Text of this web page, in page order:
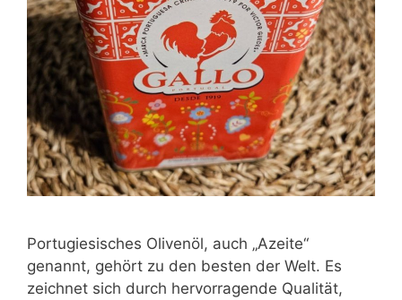
Portugiesisches Olivenöl, auch „Azeite“
genannt, gehört zu den besten der Welt. Es
zeichnet sich durch hervorragende Qualität,